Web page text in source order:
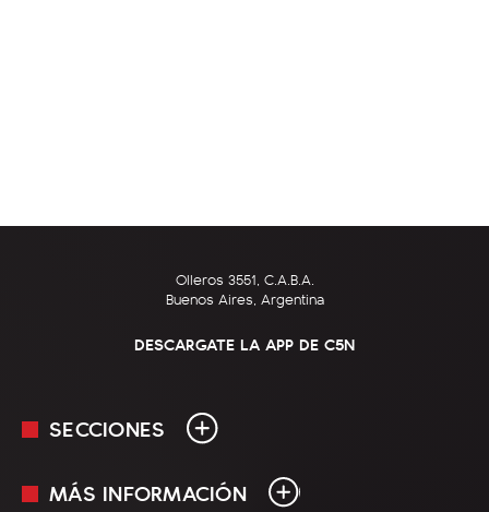
Olleros 3551, C.A.B.A.
Buenos Aires, Argentina
DESCARGATE LA APP DE C5N
SECCIONES
En Vivo
MÁS INFORMACIÓN